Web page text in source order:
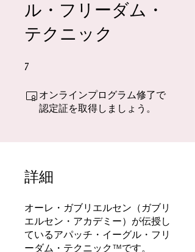
ル・フリーダム・
テクニック
7
オンラインプログラム修了で
認定証を取得しましょう。
詳細
オーレ・ガブリエルセン（ガブリ
エルセン・アカデミー）が伝授し
ているアパッチ・イーグル・フリ
ーダム・テクニック™です。